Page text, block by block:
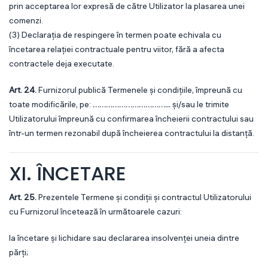
prin acceptarea lor expresă de către Utilizator la plasarea unei
comenzi.
(3) Declarația de respingere în termen poate echivala cu
încetarea relației contractuale pentru viitor, fără a afecta
contractele deja executate.
Art. 24.Furnizorul publică Termenele și condițiile, împreună cu
toate modificările, pe: ……………………………...și/sau le trimite
Utilizatorului împreună cu confirmarea încheierii contractului sau
într-un termen rezonabil după încheierea contractului la distanță.
XI. ÎNCETARE
Art. 25.Prezentele Termene și condiții și contractul Utilizatorului
cu Furnizorul încetează în următoarele cazuri:
la încetare și lichidare sau declararea insolvenței uneia dintre
părți;